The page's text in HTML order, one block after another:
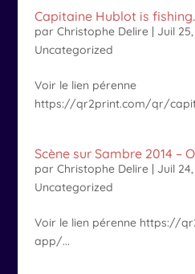
Capitaine Hublot is
par Christophe Delire| Juil
Uncategorized
Voir le lien pérenne
https://qr2print.com/qr/
Scène sur Sambre 2014 –
par Christophe Delire| Juil
Uncategorized
Voir le lien pérenne https://
app/...